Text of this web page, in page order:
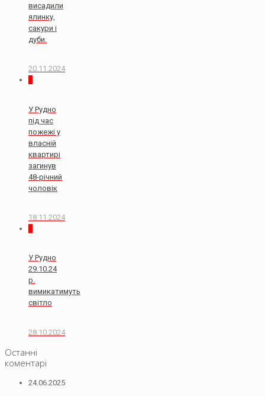
висадили
ялинку,
сакури і
дуби.
20.11.2024
У Рудно
під час
пожежі у
власній
квартирі
загинув
48-річний
чоловік
18.11.2024
У Рудно
29.10.24
р.
вимикатимуть
світло
28.10.2024
Останні
коментарі
24.06.2025